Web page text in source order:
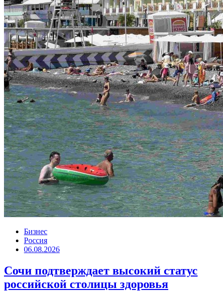
Бизнес
Россия
06.08.2026
Сочи подтверждает высокий статус
российской столицы здоровья